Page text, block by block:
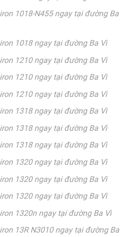
1018-N455 ngay tại đường Ba
1018 ngay tại đường Ba Vì
1210 ngay tại đường Ba Vì
1210 ngay tại đường Ba Vì
1210 ngay tại đường Ba Vì
1318 ngay tại đường Ba Vì
1318 ngay tại đường Ba Vì
1318 ngay tại đường Ba Vì
1320 ngay tại đường Ba Vì
1320 ngay tại đường Ba Vì
1320 ngay tại đường Ba Vì
1320n ngay tại đường Ba Vì
13R N3010 ngay tại đường Ba